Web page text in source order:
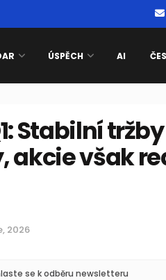
ÚSPĚCH AI
Stabilní tržby
akcie však
2026
se k odběru newsletteru